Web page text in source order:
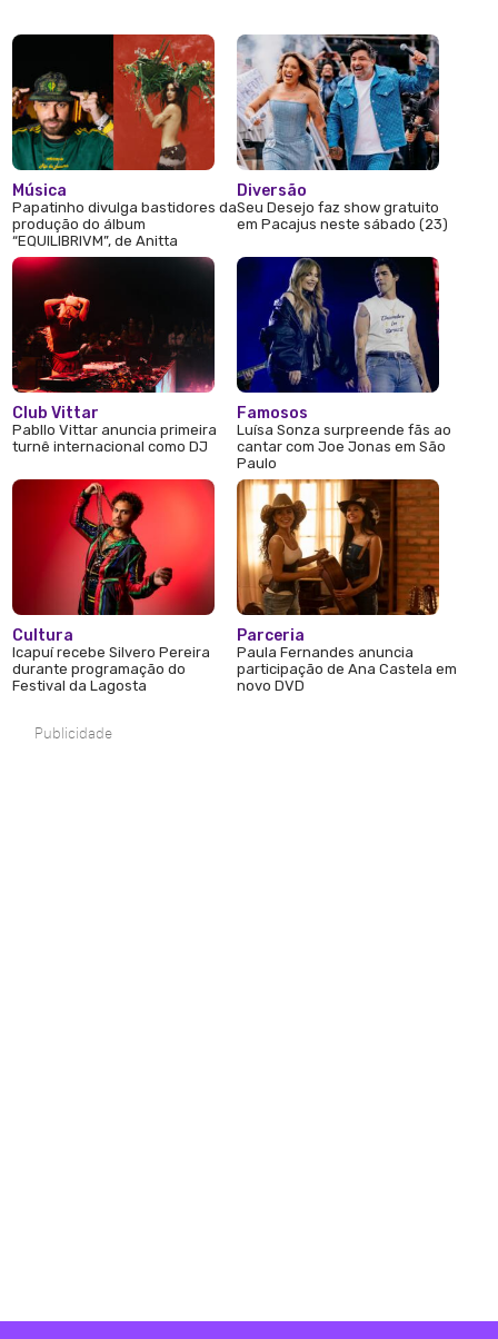
Música
Papatinho divulga bastidores da
produção do álbum
“EQUILIBRIVM”, de Anitta
Club Vittar
Pabllo Vittar anuncia primeira
turnê internacional como DJ
Cultura
Icapuí recebe Silvero Pereira
durante programação do
Festival da Lagosta
Diversão
Seu Desejo faz show gratuito
em Pacajus neste sábado (23)
Famosos
Luísa Sonza surpreende fãs ao
cantar com Joe Jonas em São
Paulo
Parceria
Paula Fernandes anuncia
participação de Ana Castela em
novo DVD
Publicidade